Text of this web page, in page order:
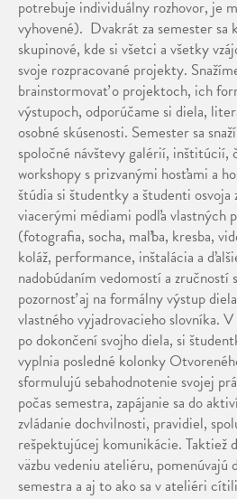
potrebuje individuálny rozhovor, je
vyhovené). Dvakrát za semester sa
skupinové, kde si všetci a všetky
svoje rozpracované projekty.
brainstormovať o projektoch, ich
výstupoch, odporúčame si diela,
osobné skúsenosti. Semester sa
spoločné návštevy galérií, inštitúcií,
workshopy s prizvanými hosťami a
štúdia si študentky a študenti osvoja
viacerými médiami podľa vlastných
(fotografia, socha, maľba, kresba,
koláž, performance, inštalácia a
nadobúdaním vedomostí a zručností
pozornosť aj na formálny výstup
vlastného vyjadrovacieho slovníka.
po dokončení svojho diela, si
vyplnia posledné kolonky
sformulujú sebahodnotenie svojej
počas semestra, zapájanie sa do
zvládanie dochvilnosti, pravidiel,
rešpektujúcej komunikácie. Taktiež
väzbu vedeniu ateliéru, pomenúvajú
semestra a aj to ako sa v ateliéri